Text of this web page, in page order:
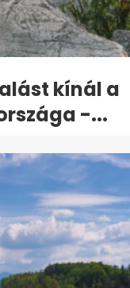
kínál a
-...